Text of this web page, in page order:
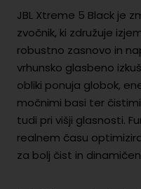
JBL Xtreme 5 Black je
zvočnik, ki združuje
robustno zasnovo in
vrhunsko glasbeno
obliki ponuja globok,
močnimi basi ter
tudi pri višji glasnosti.
realnem času
za bolj čist in